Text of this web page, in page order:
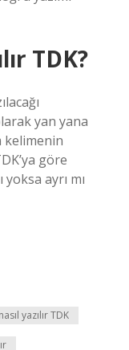
TDK?
yan yana
kelimenin
göre
ayrı mı
yazılır TDK